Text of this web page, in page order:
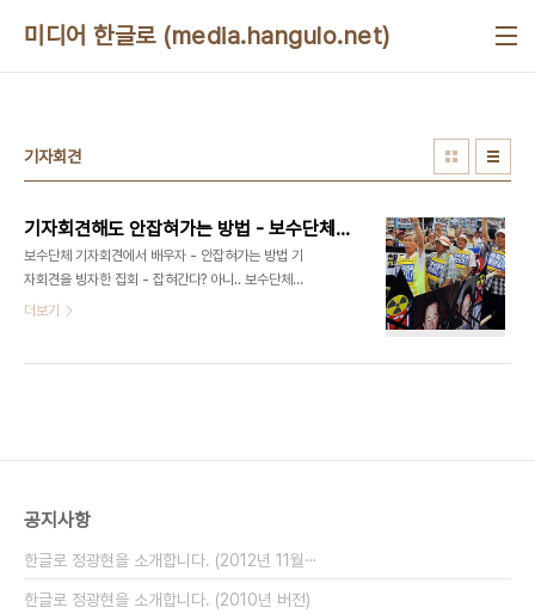
미디어 한글로 (media.hangulo.net)
기자회견
기자회견해도 안잡혀가는 방법 - 보수단체 어르신께 배우자
보수단체 기자회견에서 배우자 - 안잡혀가는 방법 기
자회견을 빙자한 집회 - 잡혀간다? 아니.. 보수단체
는 안잡혀가 또 잡혀갔다. 어쨌든 요즘엔 집시법이 상
원문링크) 딱 보니, 위의 사람들은 피켓을 들었다. 집
▲ 기자회견 참석자가 연행되고..
더보기
공지사항
한글로 정광현을 소개합니다. (2012년 11월⋯
한글로 정광현을 소개합니다. (2010년 버전)